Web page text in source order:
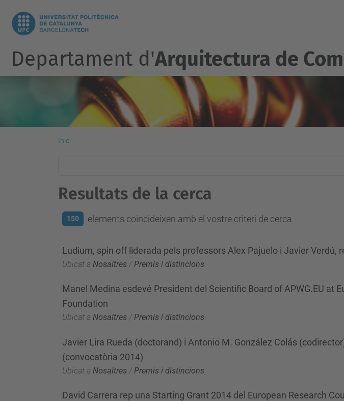
Departament d'Arquitectura de
Inici
Resultats de la cerca
150 elements coincideixen amb el vostre criteri de cerca
Ludium, spin off liderada pels professors Alex Pajuelo i Javier Verdú,
Ubicat a Nosaltres / Premis i distincions
Manel Medina esdevé President del Scientific Board of APWG.EU at
Foundation
Ubicat a Nosaltres /Premis i distincions
Javier Lira Rueda (doctorand) i Antonio M. González Colás
(convocatòria 2014)
Ubicat a Nosaltres / Premis i distincions
David Carrera rep una Starting Grant 2014 del European Research